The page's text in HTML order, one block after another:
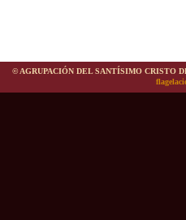
© AGRUPACIÓN DEL SANTÍSIMO CRISTO